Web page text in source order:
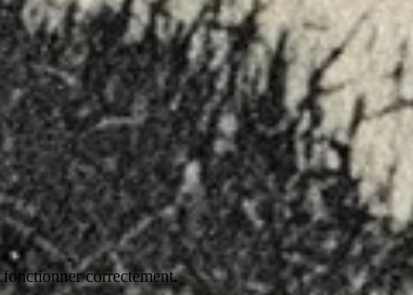
correctement.